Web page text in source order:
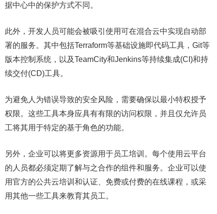
据中心中的保护方式不同。
此外，开发人员可能会被吸引使用可在混合云中实现自动部
署的服务。其中包括Terraform等基础设施即代码工具，Git等
版本控制系统，以及TeamCity和Jenkins等持续集成(CI)和持
续交付(CD)工具。
为避免人为错误导致的安全风险，需要确保以最小特权授予
权限。这些工具本身应具有有限的访问权限，并且仅允许员
工将其用于特定的基于角色的功能。
另外，企业可以将更多资源用于员工培训。每个使用云平台
的人员都必须定期了解与之合作的组件和服务。企业可以使
用官方的公共云培训和认证、免费或付费的在线课程，或采
用其他一些工具来教育其员工。